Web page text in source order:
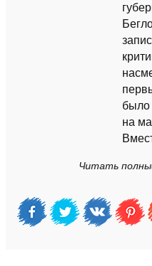
было
на
Читать